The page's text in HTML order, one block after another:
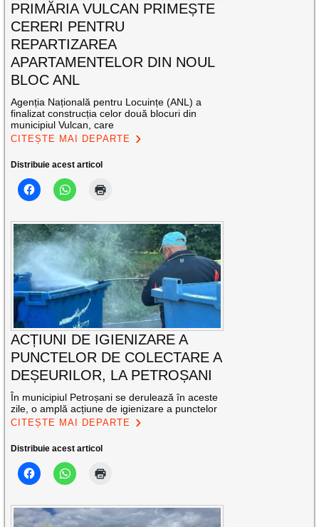
PRIMĂRIA VULCAN PRIMEȘTE
CERERI PENTRU
REPARTIZAREA
APARTAMENTELOR DIN NOUL
BLOC ANL
Agenția Națională pentru Locuințe (ANL) a
finalizat construcția celor două blocuri din
municipiul Vulcan, care
CITEȘTE MAI DEPARTE
Distribuie acest articol
ACȚIUNI DE IGIENIZARE A
PUNCTELOR DE COLECTARE A
DEȘEURILOR, LA PETROȘANI
În municipiul Petroșani se derulează în aceste
zile, o amplă acțiune de igienizare a punctelor
CITEȘTE MAI DEPARTE
Distribuie acest articol